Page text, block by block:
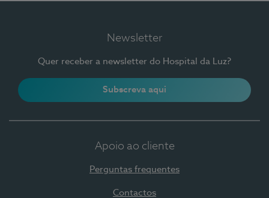
Newsletter
Quer receber a newsletter do Hospital da Luz?
Subscreva aqui
Apoio ao cliente
Perguntas frequentes
Contactos